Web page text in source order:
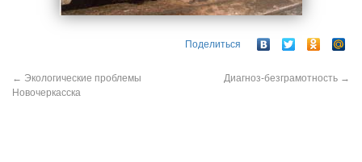
Поделиться
← Экологические проблемы
Новочеркасска
Диагноз-безграмотность →